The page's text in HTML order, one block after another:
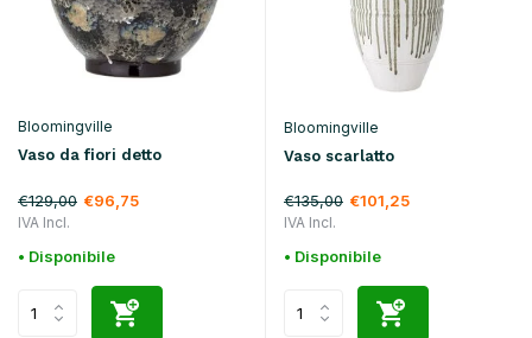
Bloomingville
Vaso da fiori detto
€129,00 €96,75
IVA Incl.
• Disponibile
Bloomingville
Vaso scarlatto
€135,00 €101,25
IVA Incl.
• Disponibile